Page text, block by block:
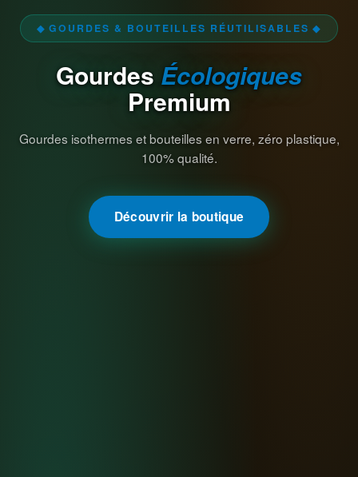
◆ GOURDES & BOUTEILLES RÉUTILISABLES ◆
Gourdes Écologiques
Premium
Gourdes isothermes et bouteilles en verre, zéro plastique,
100% qualité.
Découvrir la boutique